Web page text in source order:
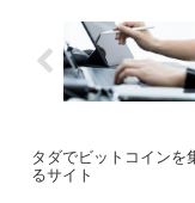
タダでビットコインを
るサイト